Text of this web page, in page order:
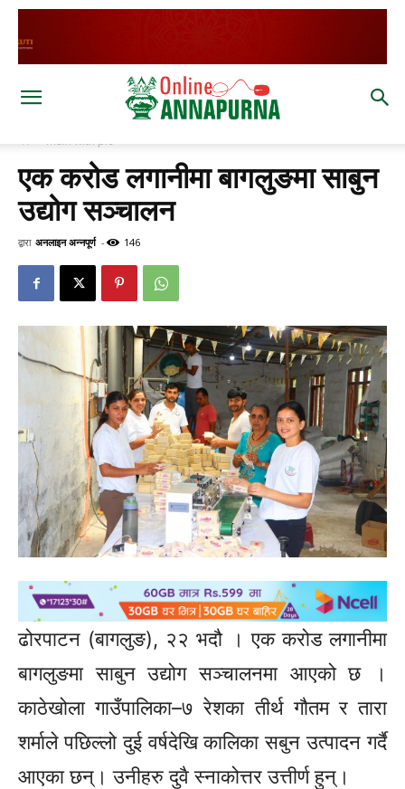
घर main with pic
एक करोड लगानीमा बागलुङमा साबुन
उद्योग सञ्चालन
द्वारा अनलाइन अन्नपूर्ण - 146
ढोरपाटन (बागलुङ), २२ भदौ । एक करोड लगानीमा
बागलुङमा साबुन उद्योग सञ्चालनमा आएको छ ।
काठेखोला गाउँपालिका–७ रेशका तीर्थ गौतम र तारा
शर्माले पछिल्लो दुई वर्षदेखि कालिका सबुन उत्पादन गर्दै
आएका छन्। उनीहरु दुवै स्नाकोत्तर उत्तीर्ण हुन्।